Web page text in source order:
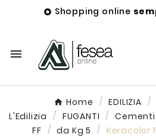
 Shopping online

Home EDILIZIA
L'Edilizia
FUGANTI
FF
da Kg 5 Keracolor